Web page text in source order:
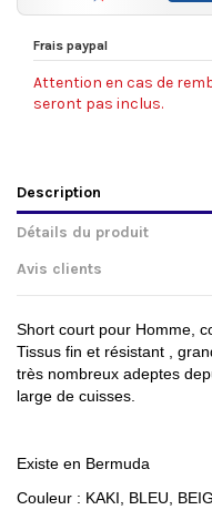
Frais paypal
Attention en cas de
seront pas inclus.
Description
Détails du produit
Avis clients
Short court pour Homme,
Tissus fin et résistant ,
très nombreux adeptes
large de cuisses.
Existe en Bermuda
Couleur : KAKI, BLEU,